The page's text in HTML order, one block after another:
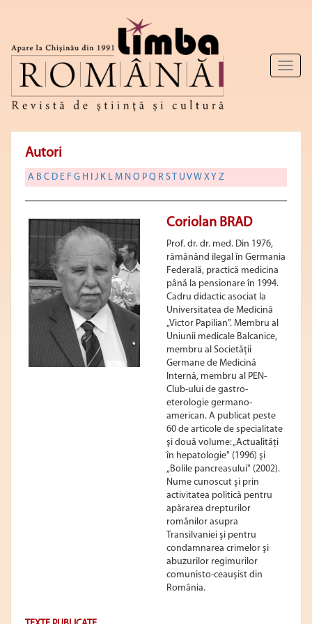
Toggle
Autori
A B C D E F G H I J K L M N O P Q R S T U VW X Y Z
Coriolan BRAD
Prof. dr. dr. med. Din 1976,
rămânând ilegal în Germania
Federală, practică medicina
până la pensionare în 1994.
Cadru didactic asociat la
Universitatea de Medicină
„Victor Papilian”. Membru al
Uniunii medicale Balcanice,
membru al Societăţii
Germane de Medicină
Internă, membru al PEN-
Club-ului de gastro-
eterologie germano-
american. A publicat peste
60 de articole de specialitate
şi două volume: „Actualităţi
în hepatologie" (1996) şi
„Bolile pancreasului" (2002).
Nume cunoscut şi prin
activitatea politică pentru
apărarea drepturilor
românilor asupra
Transilvaniei şi pentru
condamnarea crimelor şi
abuzurilor regimurilor
comunisto-ceauşist din
România.